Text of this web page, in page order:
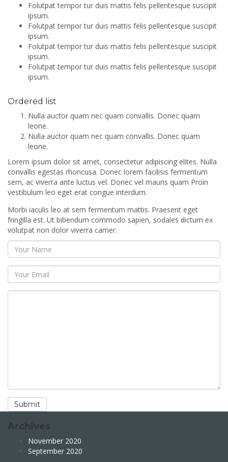
Folutpat tempor tur duis mattis felis pellentesque suscipit
ipsum.
Folutpat tempor tur duis mattis felis pellentesque suscipit
ipsum.
Folutpat tempor tur duis mattis felis pellentesque suscipit
ipsum.
Folutpat tempor tur duis mattis felis pellentesque suscipit
ipsum.
Ordered list
Nulla auctor quam nec quam convallis. Donec quam
leone.
Nulla auctor quam nec quam convallis. Donec quam
leone.
Lorem ipsum dolor sit amet, consectetur adipiscing elites. Nulla
convallis egestas rhoncusa. Donec lorem facilisis fermentum
sem, ac viverra ante luctus vel. Donec vel mauris quam Proin
vestibulum leo eget erat congue interdum.
Morbi iaculis leo at sem fermentum mattis. Praesent eget
fringilla est. Ut bibendum commodo sapien, sodales dictum ex
volutpat non dolor viverra camer.
Archives
November 2020
September 2020